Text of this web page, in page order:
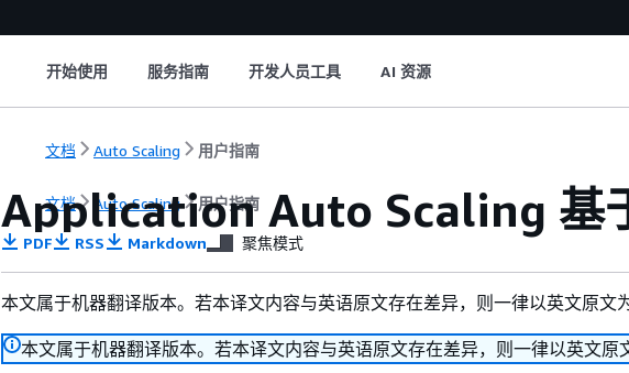
开始使用 服务指南 开发人员工具 AI 资源
文档 Auto Scaling 用户指南
文档 Auto Scaling 用户指南
Application Auto Scaling 基
PDF RSS Markdown 聚焦模式
本文属于机器翻译版本。若本译文内容与英语原文存在差异，则一律以英文原文为
本文属于机器翻译版本。若本译文内容与英语原文存在差异，则一律以英文原